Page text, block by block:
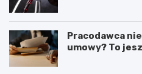
Pracodawca
umowy? To